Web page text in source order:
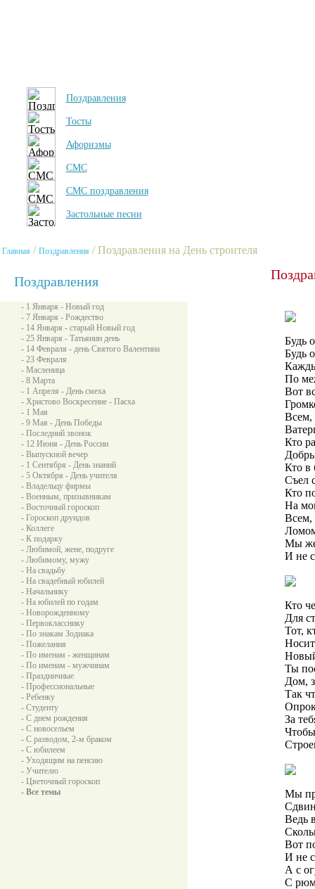
Поздравления
Тосты
Афоризмы
СМС
СМС поздравления
Застольные песни
Главная / Поздравления / Поздравления на День строителя
Поздравления
- 1 Января - Новый год
- 7 Января - Рождество
- 14 Января - старый Новый год
- 25 Января - Татьянин день
- 14 Февраля - день Святого Валентина
- 23 Февраля
- Масленица
- 8 Марта
- 1 Апреля - День смеха
- Христово Воскресение - Пасха
- 1 Мая
- 9 Мая - День Победы
- Последний звонок
- 12 Июня - День России
- Выпускной вечер
- 1 Сентября - День знаний
- 5 Октября - День учителя
- Владельцу фирмы
- Военным, призывникам
- Восточный гороскоп
- Гороскоп друидов
- Коллеге
- К подарку
- Любимой, жене, подруге
- Любимому, мужу
- На свадьбу
- На свадебный юбилей
- Начальнику
- На юбилей по годам
- Новорожденному
- Первокласснику
- По знакам Зодиака
- Пожелания
- По именам - женщинам
- По именам - мужчинам
- Праздничные
- Профессиональные
- Ребенку
- Студенту
- С днем рождения
- С новосельем
- С разводом, 2-м браком
- С юбилеем
- Уходящим на пенсию
- Учителю
- Цветочный гороскоп
- Все темы
Будь
Будь
По
Вот
Всем,
Кто
Кто в
Съел
Кто
На
Всем,
Мы
И не
Кто
Для
Тот,
Ты
Дом,
Так
За
Мы
Ведь
Вот
И не
А с
С